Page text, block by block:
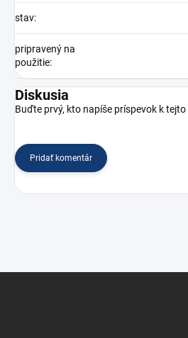
stav:
pripravený na
použitie:
Diskusia
Buďte prvý, kto napíše príspevok k tejto
Pridať komentár